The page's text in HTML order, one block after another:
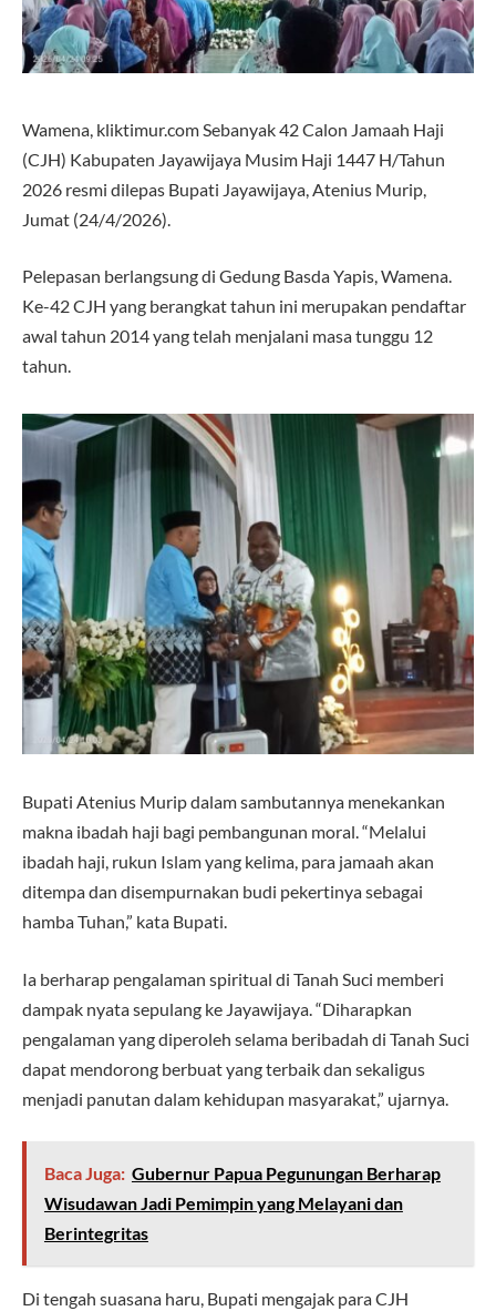
Wamena, kliktimur.com Sebanyak 42 Calon Jamaah Haji
(CJH) Kabupaten Jayawijaya Musim Haji 1447 H/Tahun
2026 resmi dilepas Bupati Jayawijaya, Atenius Murip,
Jumat (24/4/2026).
Pelepasan berlangsung di Gedung Basda Yapis, Wamena.
Ke-42 CJH yang berangkat tahun ini merupakan pendaftar
awal tahun 2014 yang telah menjalani masa tunggu 12
tahun.
Bupati Atenius Murip dalam sambutannya menekankan
makna ibadah haji bagi pembangunan moral. “Melalui
ibadah haji, rukun Islam yang kelima, para jamaah akan
ditempa dan disempurnakan budi pekertinya sebagai
hamba Tuhan,” kata Bupati.
Ia berharap pengalaman spiritual di Tanah Suci memberi
dampak nyata sepulang ke Jayawijaya. “Diharapkan
pengalaman yang diperoleh selama beribadah di Tanah Suci
dapat mendorong berbuat yang terbaik dan sekaligus
menjadi panutan dalam kehidupan masyarakat,” ujarnya.
Baca Juga: Gubernur Papua Pegunungan Berharap
Wisudawan Jadi Pemimpin yang Melayani dan
Berintegritas
Di tengah suasana haru, Bupati mengajak para CJH